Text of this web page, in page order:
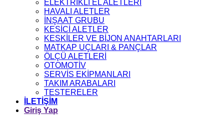
ELEKTRİKLİ EL ALETLERİ
HAVALI ALETLER
İNŞAAT GRUBU
KESİCİ ALETLER
KESKİLER VE BİJON ANAHTARLARI
MATKAP UÇLARI & PANÇLAR
ÖLÇÜ ALETLERİ
OTOMOTİV
SERVİS EKİPMANLARI
TAKIM ARABALARI
TESTERELER
İLETİŞİM
Giriş Yap